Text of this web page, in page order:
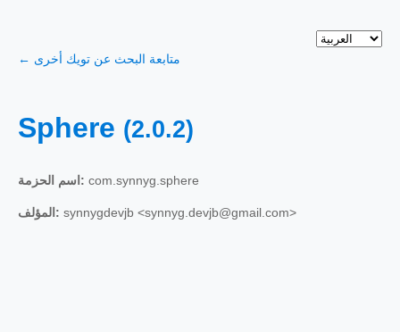
← متابعة البحث عن تويك أخرى
Sphere (2.0.2)
اسم الحزمة: com.synnyg.sphere
المؤلف: synnygdevjb <synnyg.devjb@gmail.com>